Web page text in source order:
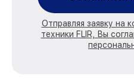
Отправляя заявку на
техники FLIR, Вы